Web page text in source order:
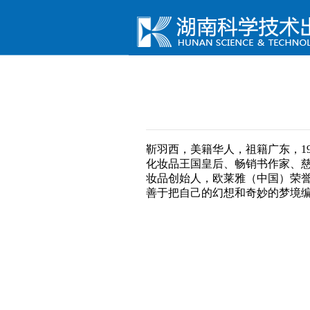
靳羽西，美籍华人，祖籍广东，
化妆品王国皇后、畅销书作家、
妆品创始人，欧莱雅（中国）荣
善于把自己的幻想和奇妙的梦境